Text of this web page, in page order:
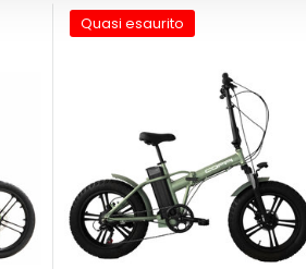
Quasi esaurito